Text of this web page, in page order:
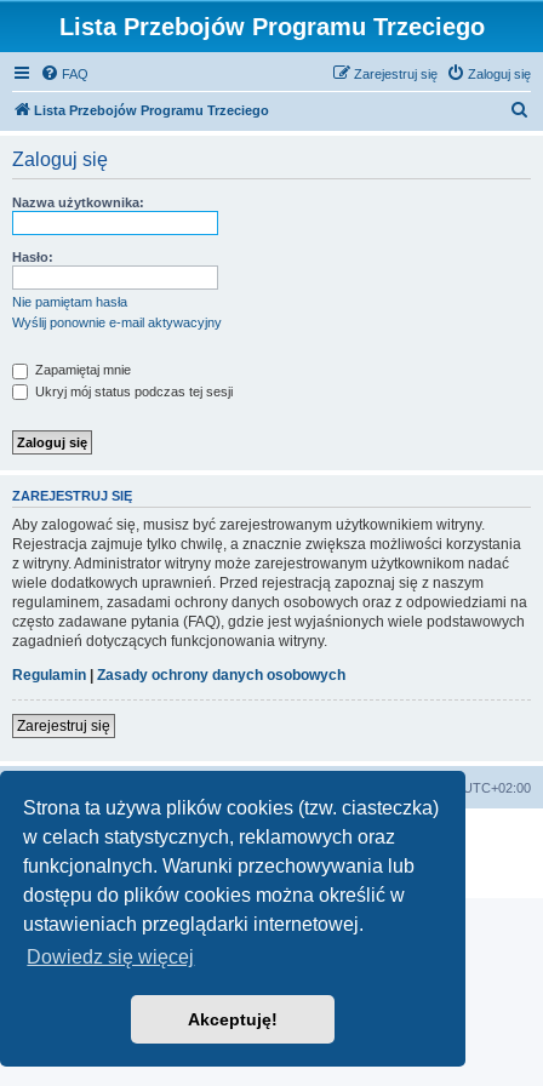
Strona ta używa plików cookies (tzw. ciasteczka)
w celach statystycznych, reklamowych oraz
funkcjonalnych. Warunki przechowywania lub
dostępu do plików cookies można określić w
ustawieniach przeglądarki internetowej.
Dowiedz się więcej
Akceptuję!
Lista Przebojów Programu Trzeciego
FAQ Zaloguj się
Zarejestruj się
Lista Przebojów Programu Trzeciego
Zaloguj się
Nazwa użytkownika:
Hasło:
Nie pamiętam hasła
Wyślij ponownie e-mail aktywacyjny
Zapamiętaj mnie
Ukryj mój status podczas tej sesji
ZAREJESTRUJ SIĘ
Aby zalogować się, musisz być zarejestrowanym użytkownikiem witryny.
Rejestracja zajmuje tylko chwilę, a znacznie zwiększa możliwości korzystania
z witryny. Administrator witryny może zarejestrowanym użytkownikom nadać
wiele dodatkowych uprawnień. Przed rejestracją zapoznaj się z naszym
regulaminem, zasadami ochrony danych osobowych oraz z odpowiedziami na
często zadawane pytania (FAQ), gdzie jest wyjaśnionych wiele podstawowych
zagadnień dotyczących funkcjonowania witryny.
Regulamin | Zasady ochrony danych osobowych
Zarejestruj się
UTC+02:00
Technologię dostarczaphpBB ® Forum Software © phpBB Limited
Zasady ochrony danych osobowych|Regulamin